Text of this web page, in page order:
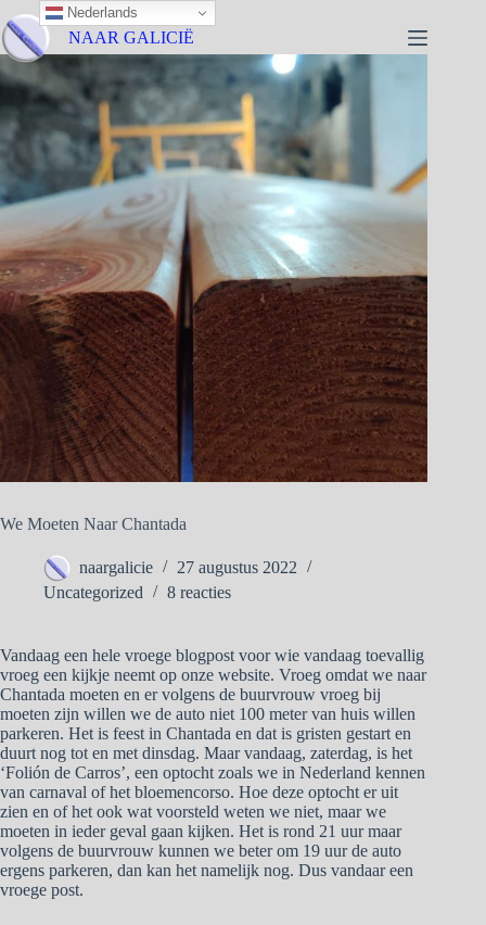
NAAR GALICIË
We Moeten Naar Chantada
naargalicie
27 augustus 2022
Uncategorized
8 reacties
Vandaag een hele vroege blogpost voor wie vandaag toevallig
vroeg een kijkje neemt op onze website. Vroeg omdat we naar
Chantada moeten en er volgens de buurvrouw vroeg bij
moeten zijn willen we de auto niet 100 meter van huis willen
parkeren. Het is feest in Chantada en dat is gristen gestart en
duurt nog tot en met dinsdag. Maar vandaag, zaterdag, is het
‘Folión de Carros’, een optocht zoals we in Nederland kennen
van carnaval of het bloemencorso. Hoe deze optocht er uit
zien en of het ook wat voorsteld weten we niet, maar we
moeten in ieder geval gaan kijken. Het is rond 21 uur maar
volgens de buurvrouw kunnen we beter om 19 uur de auto
ergens parkeren, dan kan het namelijk nog. Dus vandaar een
vroege post.
Nederlands